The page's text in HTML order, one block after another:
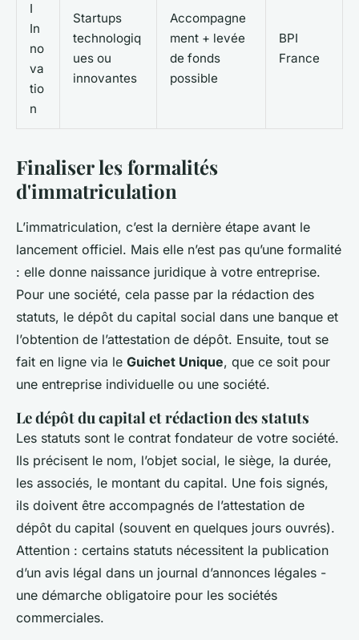
I
In
no
va
tio
n
Startups
technologiq
ues ou
innovantes
Accompagne
ment + levée
de fonds
possible
BPI
France
Finaliser les formalités
d'immatriculation
L’immatriculation, c’est la dernière étape avant le
lancement officiel. Mais elle n’est pas qu’une formalité
: elle donne naissance juridique à votre entreprise.
Pour une société, cela passe par la rédaction des
statuts, le dépôt du capital social dans une banque et
l’obtention de l’attestation de dépôt. Ensuite, tout se
fait en ligne via le Guichet Unique, que ce soit pour
une entreprise individuelle ou une société.
Le dépôt du capital et rédaction des statuts
Les statuts sont le contrat fondateur de votre société.
Ils précisent le nom, l’objet social, le siège, la durée,
les associés, le montant du capital. Une fois signés,
ils doivent être accompagnés de l’attestation de
dépôt du capital (souvent en quelques jours ouvrés).
Attention : certains statuts nécessitent la publication
d’un avis légal dans un journal d’annonces légales -
une démarche obligatoire pour les sociétés
commerciales.